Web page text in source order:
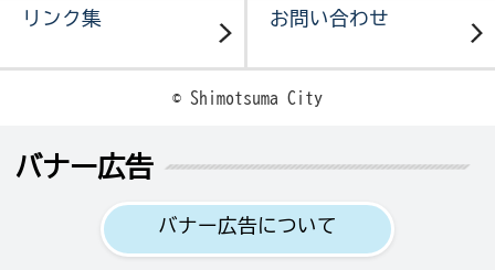
リンク集 お問い合わせ
© Shimotsuma City
バナー広告
バナー広告について